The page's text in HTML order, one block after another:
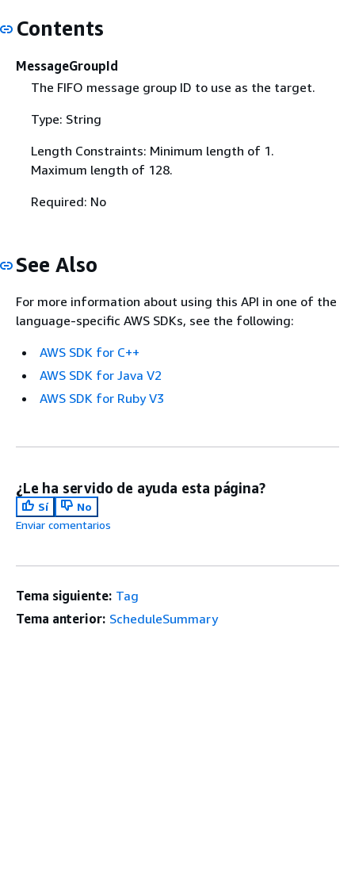
Contents
MessageGroupId
The FIFO message group ID to use as the target.
Type: String
Length Constraints: Minimum length of 1.
Maximum length of 128.
Required: No
See Also
For more information about using this API in one of the
language-specific AWS SDKs, see the following:
AWS SDK for C++
AWS SDK for Java V2
AWS SDK for Ruby V3
¿Le ha servido de ayuda esta página?
Sí
No
Enviar comentarios
Tema siguiente: Tag
Tema anterior: ScheduleSummary